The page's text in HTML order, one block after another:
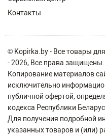
Контакты
© Kopirka.by - Все товары
- 2026, Все права защищены.
Копирование материалов
исключительно
публичной офертой,
кодекса Республики
Для получения подробной
указанных товаров и (или)